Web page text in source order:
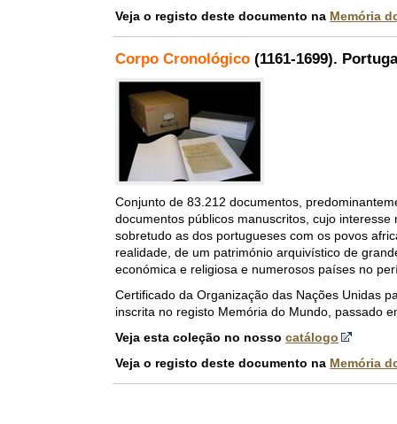
Veja o registo deste documento na Memória
Corpo Cronológico (1161-1699).
Conjunto de 83.212 documentos,
documentos públicos manuscritos, cujo
sobretudo as dos portugueses com os povos
realidade, de um património arquivístico de
económica e religiosa e numerosos países no
Certificado da Organização das Nações Unidas
inscrita no registo Memória do Mundo, passado
Veja esta coleção no nossocatálogo
Veja o registo deste documento na Memória